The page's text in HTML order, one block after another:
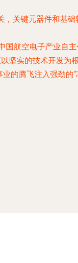
关键元器件和基
航空电子产业自
坚实的技术开发
的腾飞注入强劲的“